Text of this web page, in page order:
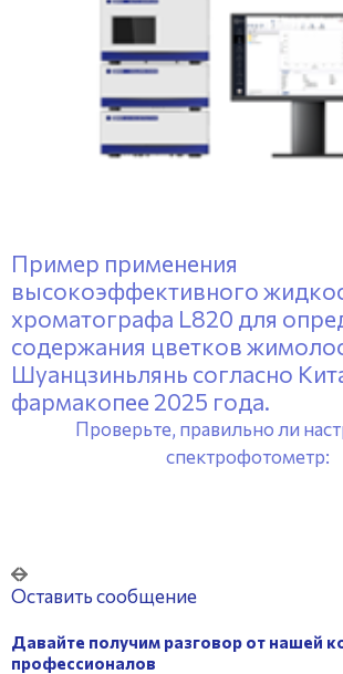
Пример применения
высокоэффективного
хроматографа L820 для
содержания цветков
Шуанцзиньлянь согласно
фармакопее 2025 года.
Проверьте, правильно ли
спектрофотометр:
Оставить сообщение
Давайте получим разговор от нашей
профессионалов